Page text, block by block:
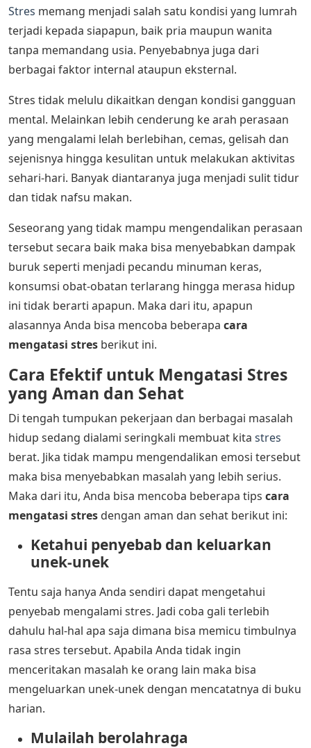
Stres memang menjadi salah satu kondisi yang lumrah
terjadi kepada siapapun, baik pria maupun wanita
tanpa memandang usia. Penyebabnya juga dari
berbagai faktor internal ataupun eksternal.
Stres tidak melulu dikaitkan dengan kondisi gangguan
mental. Melainkan lebih cenderung ke arah perasaan
yang mengalami lelah berlebihan, cemas, gelisah dan
sejenisnya hingga kesulitan untuk melakukan aktivitas
sehari-hari. Banyak diantaranya juga menjadi sulit tidur
dan tidak nafsu makan.
Seseorang yang tidak mampu mengendalikan perasaan
tersebut secara baik maka bisa menyebabkan dampak
buruk seperti menjadi pecandu minuman keras,
konsumsi obat-obatan terlarang hingga merasa hidup
ini tidak berarti apapun. Maka dari itu, apapun
alasannya Anda bisa mencoba beberapa cara
mengatasi stres berikut ini.
Cara Efektif untuk Mengatasi Stres
yang Aman dan Sehat
Di tengah tumpukan pekerjaan dan berbagai masalah
hidup sedang dialami seringkali membuat kita stres
berat. Jika tidak mampu mengendalikan emosi tersebut
maka bisa menyebabkan masalah yang lebih serius.
Maka dari itu, Anda bisa mencoba beberapa tips cara
mengatasi stres dengan aman dan sehat berikut ini:
Ketahui penyebab dan keluarkan
unek-unek
Tentu saja hanya Anda sendiri dapat mengetahui
penyebab mengalami stres. Jadi coba gali terlebih
dahulu hal-hal apa saja dimana bisa memicu timbulnya
rasa stres tersebut. Apabila Anda tidak ingin
menceritakan masalah ke orang lain maka bisa
mengeluarkan unek-unek dengan mencatatnya di buku
harian.
Mulailah berolahraga